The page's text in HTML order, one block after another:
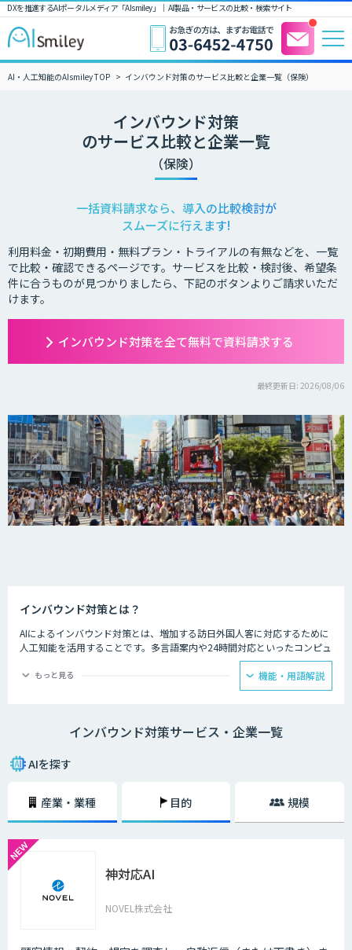
DXを推進するAIポータルメディア「AIsmiley」｜ AI製品・サービスの比較・検索サイト
AI・人工知能のAIsmiley TOP インバウンド対策のサービス比較と企業一覧（保険）
インバウンド対策
のサービス比較と企業一覧
（保険）
一括資料請求なら、導入の比較検討が
スムーズに行えます!
利用料金・初期費用・無料プラン・トライアルの有無などを、一覧
で比較・確認できるページです。サービスを比較・検討後、希望条
件に合うものが見つかりましたら、下記のボタンよりご請求いただ
けます。
インバウンド対策を全て無料で資料請求する
最終更新日: 2026/08/06
インバウンド対策とは？
AIによるインバウンド対策とは、増加する訪日外国人客に対応するために
人工知能を活用することです。多言語案内や24時間対応といったコンピュ
ーターならではの強みを生かし、AIを観光業界に役立てている事例があり
ます。
提供できるAIは、観光業界を支える味方となることでしょう。
もっと見る 機能・用語解説
インバウンド対策サービス・企業一覧
AIを探す
産業・業種 目的 規模
神対応AI
NOVEL株式会社